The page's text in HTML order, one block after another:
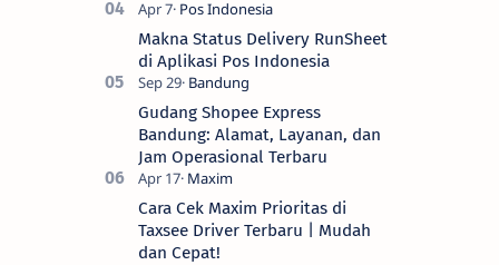
Makna Status Delivery RunSheet
di Aplikasi Pos Indonesia
Gudang Shopee Express
Bandung: Alamat, Layanan, dan
Jam Operasional Terbaru
Cara Cek Maxim Prioritas di
Taxsee Driver Terbaru | Mudah
dan Cepat!